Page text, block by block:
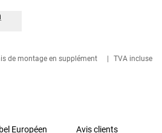
de montage en supplément TVA incluse
Européen Avis clients